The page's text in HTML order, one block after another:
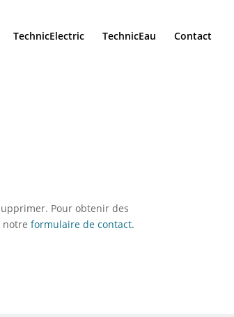
TechnicElectric TechnicEau Contact
Pour obtenir des
notreformulaire de contact.